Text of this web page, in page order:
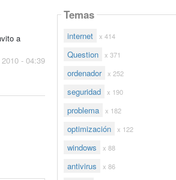
a
- 04:39
Temas
internet x 414
Question x 371
ordenador x 252
seguridad x 190
problema x 182
optimización x 122
windows x 88
antivirus x 86